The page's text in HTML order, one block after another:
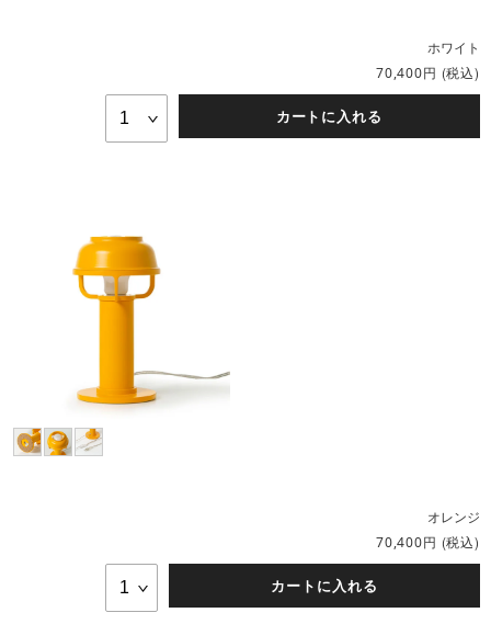
ホワイト
70,400円 (税込)
カートに入れる
オレンジ
70,400円 (税込)
カートに入れる